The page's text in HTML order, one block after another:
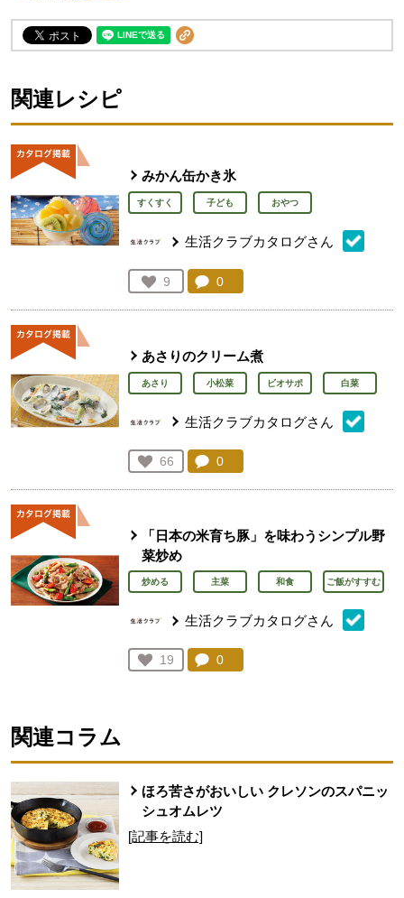
関連レシピ
みかん缶かき氷
すくすく 子ども おやつ
生活クラブカタログさん
お気に入り登録：
9
人が登録
コメント：
0
あさりのクリーム煮
あさり 小松菜 ビオサポ 白菜
生活クラブカタログさん
お気に入り登録：
66
人が登録
コメント：
0
「日本の米育ち豚」を味わうシンプル野
菜炒め
炒める 主菜 和食 ご飯がすすむ
生活クラブカタログさん
お気に入り登録：
19
人が登録
コメント：
0
関連コラム
ほろ苦さがおいしい クレソンのスパニッ
シュオムレツ
[記事を読む]